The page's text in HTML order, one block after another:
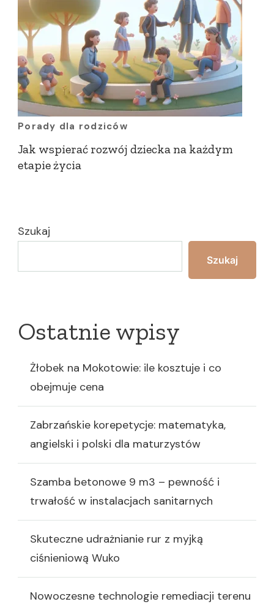
Porady dla rodziców
Jak wspierać rozwój dziecka na każdym
etapie życia
Szukaj
Szukaj
Ostatnie wpisy
Żłobek na Mokotowie: ile kosztuje i co
obejmuje cena
Zabrzańskie korepetycje: matematyka,
angielski i polski dla maturzystów
Szamba betonowe 9 m3 – pewność i
trwałość w instalacjach sanitarnych
Skuteczne udrażnianie rur z myjką
ciśnieniową Wuko
Nowoczesne technologie remediacji terenu